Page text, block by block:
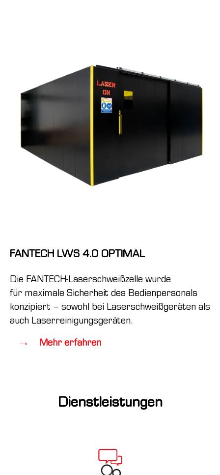
FANTECH LWS 4.0 OPTIMAL
Die FANTECH-Laserschweißzelle wurde
für maximale Sicherheit des Bedienpersonals
konzipiert – sowohl bei Laserschweißgeräten als
auch Laserreinigungsgeräten.
Mehr erfahren
Dienstleistungen